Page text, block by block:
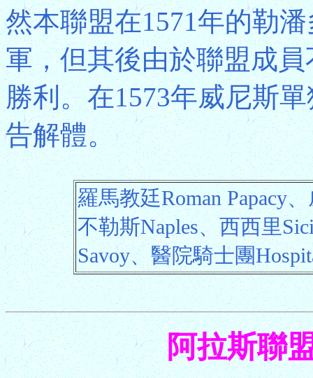
然本聯盟在1571年的勒
軍，但其後由於聯盟成
勝利。在1573年威尼斯
告解體。
羅馬教廷Roman Papacy
不勒斯Naples、西西里
Savoy、醫院騎士團
阿拉斯聯